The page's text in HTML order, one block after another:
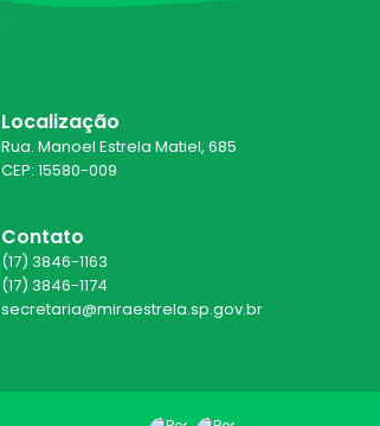
Localização
Rua. Manoel Estrela Matiel, 685
CEP: 15580-009
Contato
(17) 3846-1163
(17) 3846-1174
secretaria@miraestrela.sp.gov.br